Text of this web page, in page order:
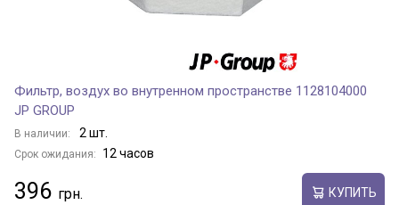
Фильтр, воздух во внутренном пространстве 1128104000
JP GROUP
В наличии: 2 шт.
Срок ожидания: 12 часов
396 КУПИТЬ